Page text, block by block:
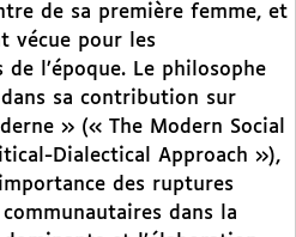
de sa première femme, et
vécue pour les
l’époque. Le philosophe
sa contribution sur
» (« The Modern Social
Dialectical Approach »),
des ruptures
dans la